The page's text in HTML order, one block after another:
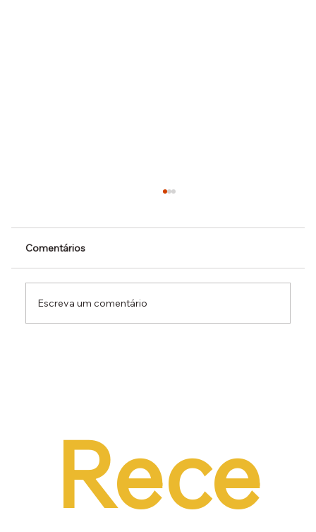
Comentários
Escreva um comentário
Rece